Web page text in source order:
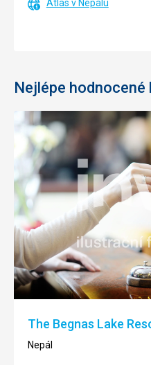
Atlas v Nepálu
Nejlépe hodnocené
The Begnas Lake
Nepál